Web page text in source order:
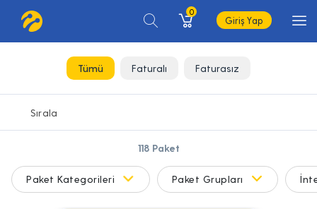
0
Giriş Yap
Tümü Faturalı Faturasız
118Paket
Paket Kategorileri Paket Grupları